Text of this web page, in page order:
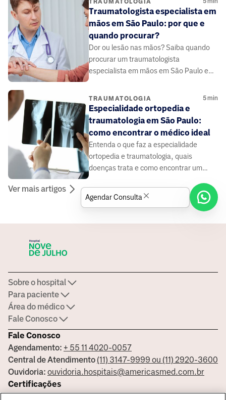
TRAUMATOLOGIA
Traumatologista especialista em
mãos em São Paulo: por que e
quando procurar?
Dor ou lesão nas mãos? Saiba quando
procurar um traumatologista
especialista em mãos em São Paulo e
TRAUMATOLOGIA 5min
Especialidade ortopedia e
traumatologia em São Paulo:
como encontrar o médico ideal
Entenda o que faz a especialidade
ortopedia e traumatologia, quais
doenças trata e como encontrar um
Ver mais artigos
Fale Conosco
Agendamento: + 55 11 4020-0057
Central de Atendimento(11) 3147-9999 ou (11) 2920-3600
Ouvidoria: ouvidoria.hospitais@americasmed.com.br
Certificações
Sobre o hospital
Para paciente
Área do médico
Fale Conosco
Agendar Consulta